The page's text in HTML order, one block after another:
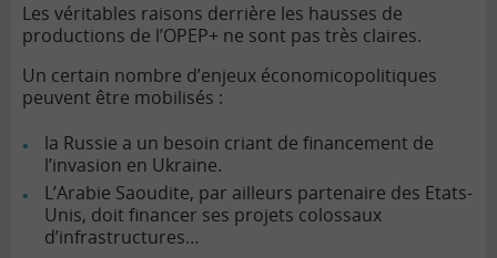
Les véritables raisons derrière les hausses de
productions de l’OPEP+ ne sont pas très claires.
Un certain nombre d’enjeux économicopolitiques
peuvent être mobilisés :
la Russie a un besoin criant de financement de
l’invasion en Ukraine.
L’Arabie Saoudite, par ailleurs partenaire des Etats-
Unis, doit financer ses projets colossaux
d’infrastructures…